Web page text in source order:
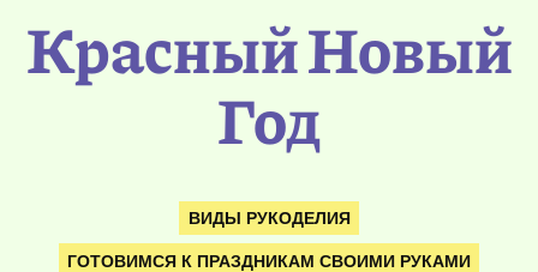
Красный Новый
Год
ВИДЫ РУКОДЕЛИЯ
ГОТОВИМСЯ К ПРАЗДНИКАМ СВОИМИ РУКАМИ